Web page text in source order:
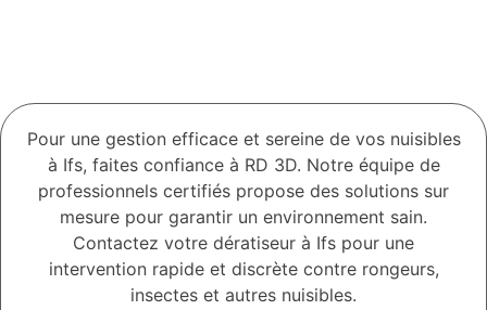
Pour une gestion efficace et sereine de vos nuisibles
à Ifs, faites confiance à RD 3D. Notre équipe de
professionnels certifiés propose des solutions sur
mesure pour garantir un environnement sain.
Contactez votre dératiseur à Ifs pour une
intervention rapide et discrète contre rongeurs,
insectes et autres nuisibles.